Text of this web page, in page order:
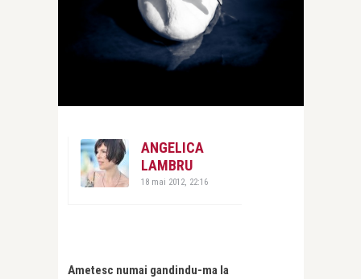
ANGELICA
LAMBRU
18 mai 2012, 22:16
Ametesc numai gandindu-ma la